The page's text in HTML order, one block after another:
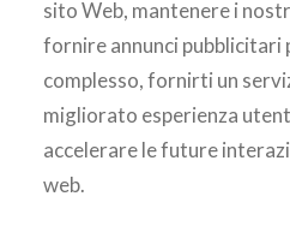
sito Web, mantenere i
fornire annunci pubblicitari
complesso, fornirti un
migliorato esperienza
accelerare le future
web.